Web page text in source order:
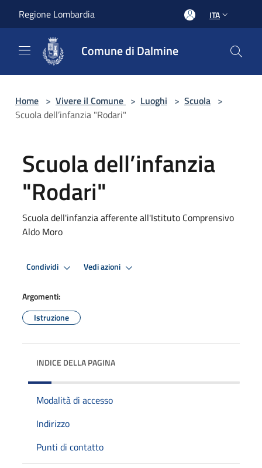
Regione Lombardia ITA
Comune di Dalmine
Home > Vivere il Comune > Luoghi > Scuola >
Scuola dell’infanzia "Rodari"
Scuola dell’infanzia
"Rodari"
Scuola dell'infanzia afferente all'Istituto Comprensivo
Aldo Moro
Condividi Vedi azioni
Argomenti:
Istruzione
INDICE DELLA PAGINA
Modalità di accesso
Indirizzo
Punti di contatto